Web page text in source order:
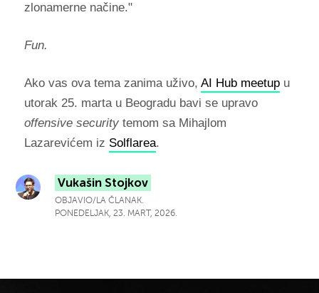
zlonamerne načine."
Fun.
Ako vas ova tema zanima uživo, AI Hub meetupu
utorak 25. marta u Beogradu bavi se upravo
offensive securitytemom sa Mihajlom
Lazarevićem iz Solflarea.
Vukašin Stojkov
OBJAVIO/LA ČLANAK.
PONEDELJAK, 23. MART, 2026.